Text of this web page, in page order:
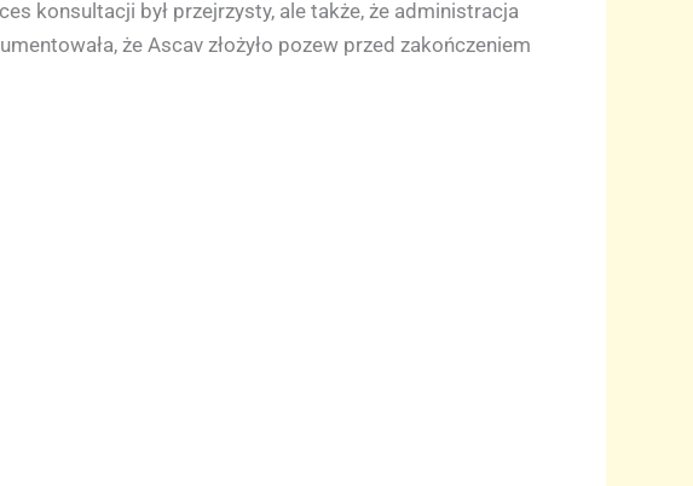
konsultacji był przejrzysty, ale także, że administracja
że Ascav złożyło pozew przed zakończeniem